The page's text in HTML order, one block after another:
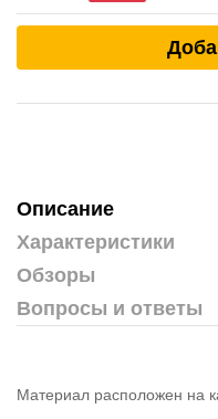
Описание
Характеристики
Обзоры
Вопросы и ответы
Материал расположен на